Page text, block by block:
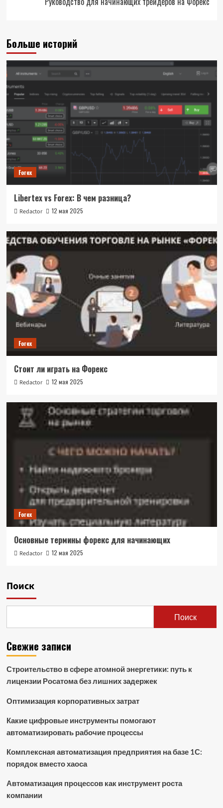
Больше историй
Forex
Libertex vs Forex: В чем разница?
Redactor 12 мая 2025
Forex
Стоит ли играть на Форекс
Redactor 12 мая 2025
Forex
Основные термины форекс для начинающих
Redactor 12 мая 2025
Поиск
Поиск
Свежие записи
Строительство в сфере атомной энергетики: путь к
лицензии Росатома без лишних задержек
Оптимизация корпоративных затрат
Какие цифровые инструменты помогают
автоматизировать рабочие процессы
Комплексная автоматизация предприятия на базе 1С:
порядок вместо хаоса
Автоматизация процессов как инструмент роста
компании